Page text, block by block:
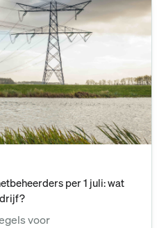
per 1 juli: wat
voor